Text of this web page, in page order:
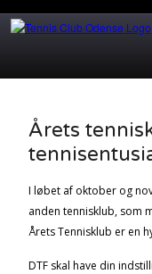
Årets
I løbet af oktober og
anden tennisklub, som
Årets Tennisklub er en
DTF skal have din